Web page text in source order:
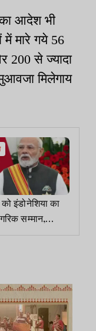
का आदेश भी
मारे गये 56
200 से ज्यादा
मिलेगाय
को इंडोनेशिया का
सम्मान,
पर लगी मुहर